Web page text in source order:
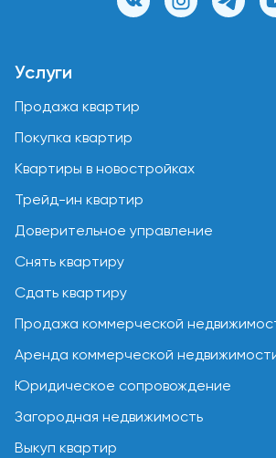
Услуги
Продажа квартир
Покупка квартир
Квартиры в новостройках
Трейд-ин квартир
Доверительное управление
Снять квартиру
Сдать квартиру
Продажа коммерческой
Аренда коммерческой
Юридическое сопровождение
Загородная недвижимость
Выкуп квартир